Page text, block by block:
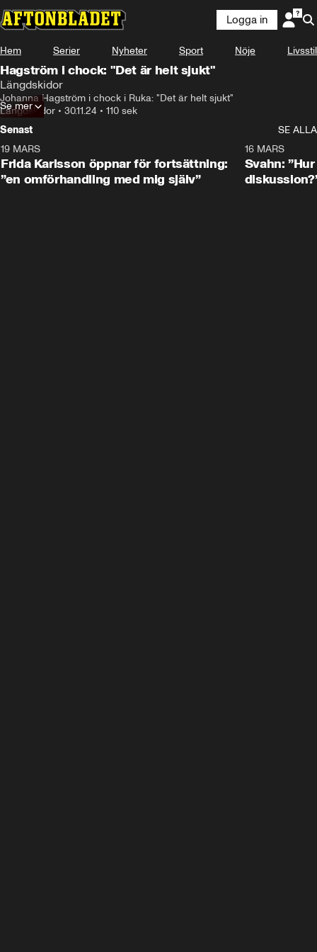
Logga in
Hem Serier Nyheter Sport Nöje Livsstil
Hagström i chock: "Det är helt sjukt"
Längdskidor
Johanna Hagström i chock i Ruka: "Det är helt sjukt"
Längdskidor • 30.11.24 • 110 sek
Se mer
Senast
SE ALLA
19 MARS
Frida Karlsson öppnar för fortsättning:
”en omförhandling med mig själv”
16 MARS
Svahn: